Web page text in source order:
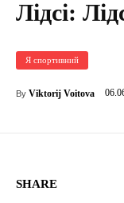
Лідсі:
Я спортивний
By Viktorij Voitova
SHARE